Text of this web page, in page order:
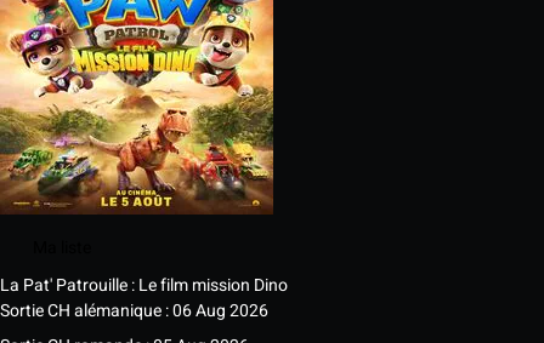
La Pat' Patrouille : Le film mission Dino
Sortie CH alémanique : 06 Aug 2026